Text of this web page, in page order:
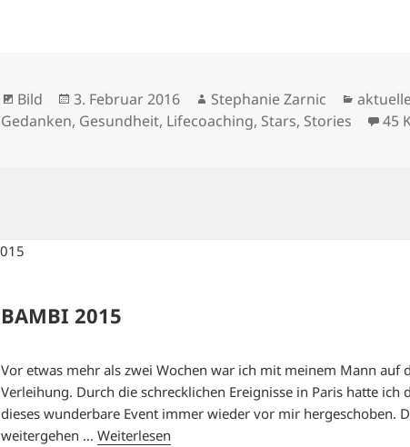
Format
Bild
Veröffentlicht
am
3. Februar 2016 Autor
Stephanie Zarnic
Gedanken, Gesundheit, Lifecoaching, Stars, Stories 45
BAMBI 2015
Vor etwas mehr als zwei Wochen war ich mit meinem Mann auf
Verleihung. Durch die schrecklichen Ereignisse in Paris hatte ich
dieses wunderbare Event immer wieder vor mir hergeschoben.
weitergehen …Weiterlesen